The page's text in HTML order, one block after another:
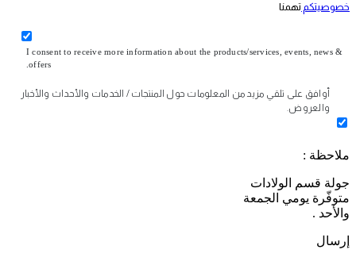
خصوصيتكم تهمنا
I consent to receive more information about the products/services, events, news &
offers.
أوافق على تلقي مزيد من المعلومات حول المنتجات / الخدمات والأحداث والأخبار
والعروض.
ملاحظة :
جولة قسم الولادات
متوفّرة يومي الجمعة
والأحد .
إرسال